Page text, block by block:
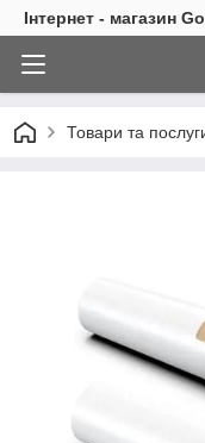
Інтернет - магазин
Товари та